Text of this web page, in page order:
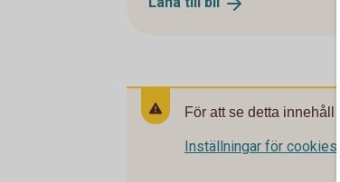
För att se detta innehåll
Inställningar för cookies